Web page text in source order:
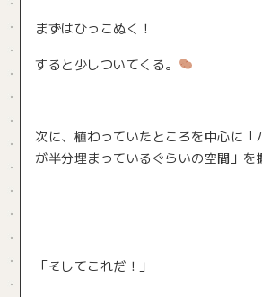
まずはひっこぬく！
すると少しついてくる。
次に、植わっていたところを中心に「
が半分埋まっているぐらいの空間」を
「そしてこれだ！」